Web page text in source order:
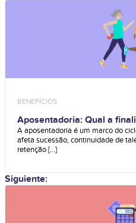
BENEFÍCIOS
Aposentadoria: Qual a
A aposentadoria é um marco do
afeta sucessão, continuidade de
retenção [...]
Siguiente: